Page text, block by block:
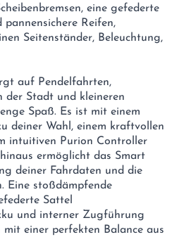
eine gefederte
Reifen,
Seitenständer, Beleuchtung,
auf Pendelfahrten,
der Stadt und kleineren
Spaß. Es ist mit einem
deiner Wahl, einem kraftvollen
intuitiven Purion Controller
ermöglicht das Smart
deiner Fahrdaten und die
Eine stoßdämpfende
Sattel
und interner Zugführung
mit einer perfekten Balance aus